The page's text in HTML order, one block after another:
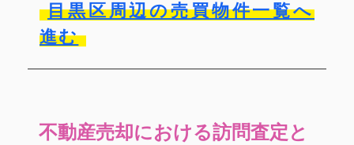
目黒区周辺の売買物件一覧へ
進む
不動産売却における訪問査定と